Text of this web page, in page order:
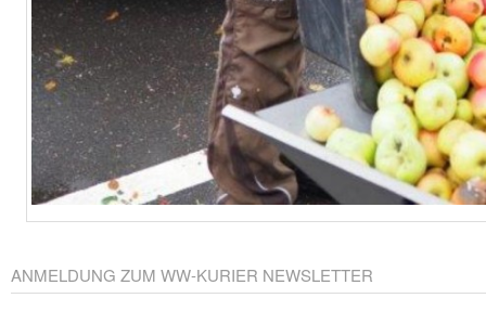
ANMELDUNG ZUM WW-KURIER NEWSLETTER